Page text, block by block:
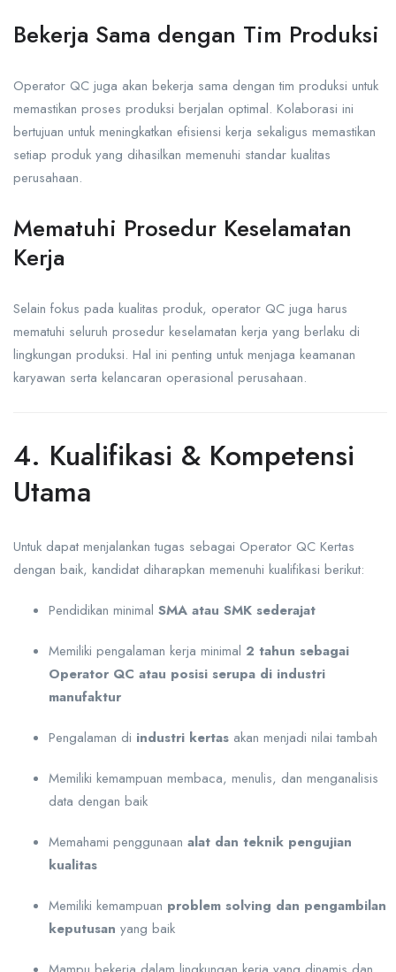
Bekerja Sama dengan Tim Produksi
Operator QC juga akan bekerja sama dengan tim produksi untuk
memastikan proses produksi berjalan optimal. Kolaborasi ini
bertujuan untuk meningkatkan efisiensi kerja sekaligus memastikan
setiap produk yang dihasilkan memenuhi standar kualitas
perusahaan.
Mematuhi Prosedur Keselamatan
Kerja
Selain fokus pada kualitas produk, operator QC juga harus
mematuhi seluruh prosedur keselamatan kerja yang berlaku di
lingkungan produksi. Hal ini penting untuk menjaga keamanan
karyawan serta kelancaran operasional perusahaan.
4. Kualifikasi & Kompetensi
Utama
Untuk dapat menjalankan tugas sebagai Operator QC Kertas
dengan baik, kandidat diharapkan memenuhi kualifikasi berikut:
Pendidikan minimal SMA atau SMK sederajat
Memiliki pengalaman kerja minimal 2 tahun sebagai
Operator QC atau posisi serupa di industri
manufaktur
Pengalaman di industri kertas akan menjadi nilai tambah
Memiliki kemampuan membaca, menulis, dan menganalisis
data dengan baik
Memahami penggunaan alat dan teknik pengujian
kualitas
Memiliki kemampuan problem solving dan pengambilan
keputusan yang baik